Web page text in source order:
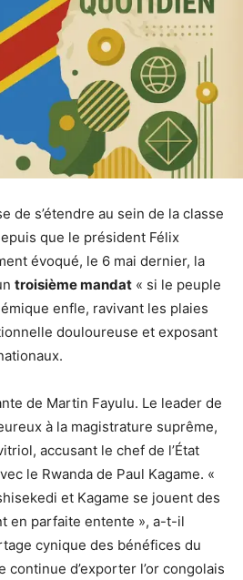
de s’étendre au sein de la classe
que le président Félix
évoqué, le 6 mai dernier, la
troisième mandat « si le peuple
enfle, ravivant les plaies
douloureuse et exposant
de Martin Fayulu. Le leader de
à la magistrature suprême,
accusant le chef de l’État
le Rwanda de Paul Kagame. «
et Kagame se jouent des
en parfaite entente », a-t-il
cynique des bénéfices du
continue d’exporter l’or congolais